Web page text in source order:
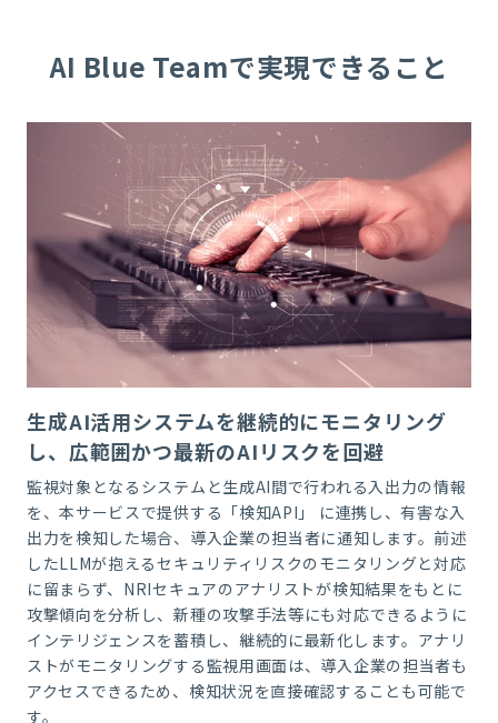
AI Blue Teamで実現できること
生成AI活用システムを継続的にモニタリング
し、広範囲かつ最新のAIリスクを回避
監視対象となるシステムと生成AI間で行われる入出力の情報
を、本サービスで提供する「検知API 」 に連携し、有害な入
出力を検知した場合、導入企業の担当者に通知します。前述
したLLMが抱えるセキュリティリスクのモニタリングと対応
に留まらず、 NRIセキュアのアナリストが検知結果をもとに
攻撃傾向を分析し、新種の攻撃手法等にも対応できるように
インテリジェンスを蓄積し、継続的に最新化します。アナリ
ストがモニタリングする監視用画面は、導入企業の担当者も
アクセスできるため、検知状況を直接確認することも可能で
す。